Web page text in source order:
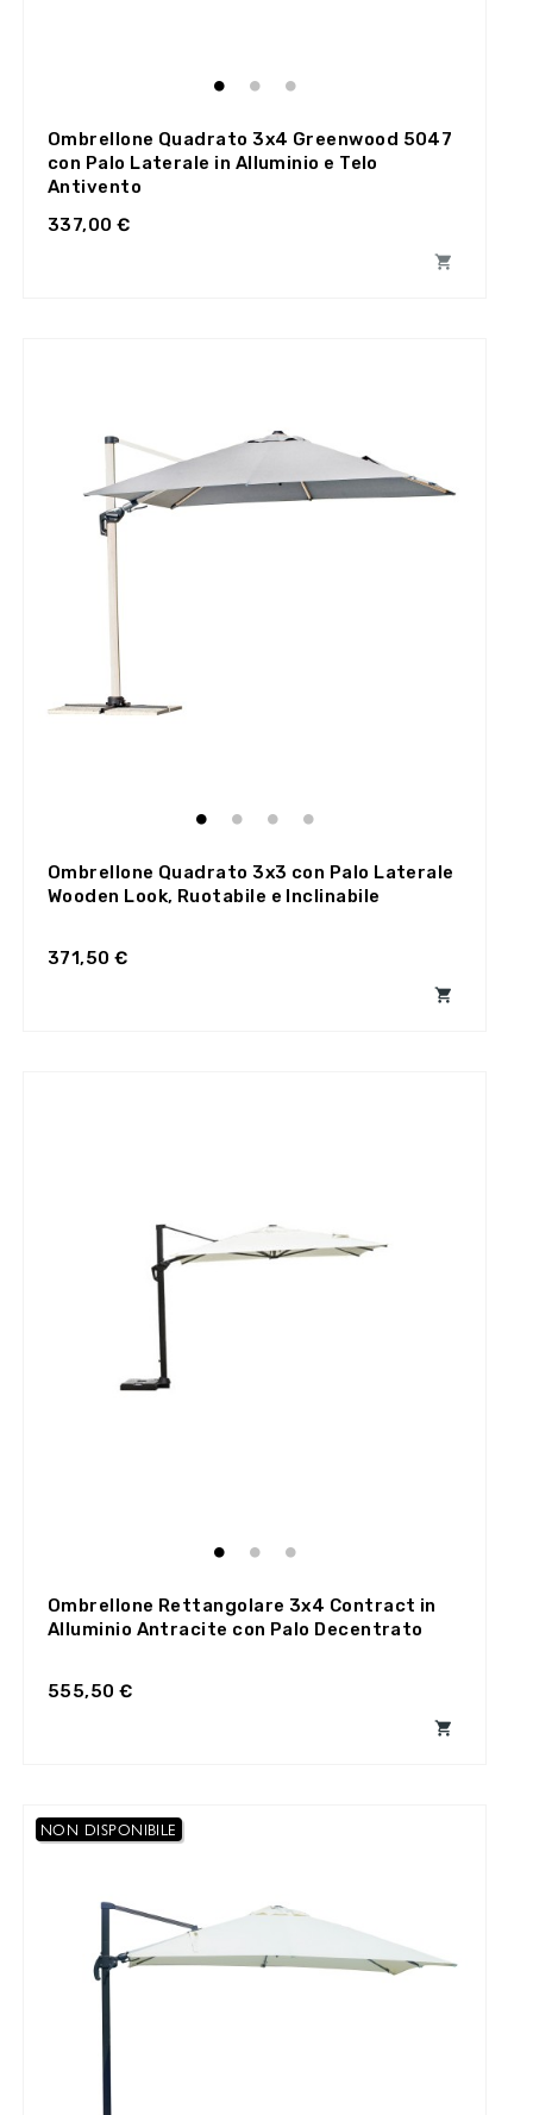
Ombrellone Quadrato 3x4 Greenwood 5047
con Palo Laterale in Alluminio e Telo
Antivento
337,00 €

Ombrellone Quadrato 3x3 con Palo Laterale
Wooden Look, Ruotabile e Inclinabile
371,50 €

Ombrellone Rettangolare 3x4 Contract in
Alluminio Antracite con Palo Decentrato
555,50 €

NON DISPONIBILE